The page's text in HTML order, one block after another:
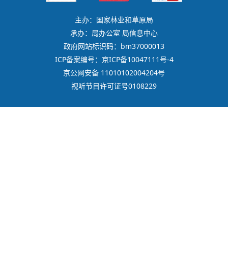
主办：国家林业和草原局
承办：局办公室 局信息中心
政府网站标识码：bm37000013
ICP备案编号：京ICP备10047111号-4
京公网安备 11010102004204号
视听节目许可证号0108229